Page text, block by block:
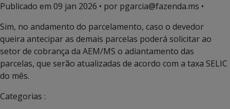
Publicado em 09 jan 2026 • por pgarcia@fazenda.ms •
Sim, no andamento do parcelamento, caso o devedor
queira antecipar as demais parcelas poderá solicitar ao
setor de cobrança da AEM/MS o adiantamento das
parcelas, que serão atualizadas de acordo com a taxa SELIC
do mês.
Categorias :